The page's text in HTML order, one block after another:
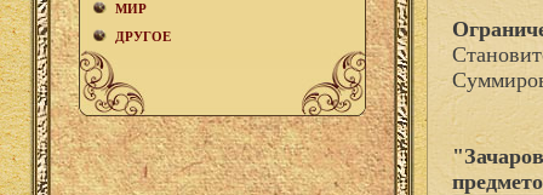
МИР
ДРУГОЕ